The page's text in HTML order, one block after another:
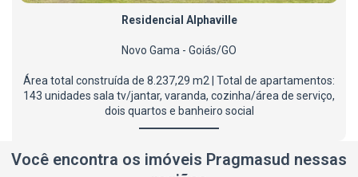
Residencial Alphaville​
Novo Gama - Goiás/GO
Área total construída de 8.237,29 m2 | Total de apartamentos:
143 unidades sala tv/jantar, varanda, cozinha/área de serviço,
dois quartos e banheiro social
Você encontra os imóveis Pragmasud nessas